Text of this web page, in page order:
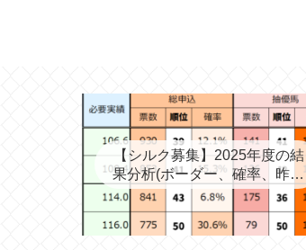
【シルク募集】2025年度の結
果分析(ボーダー、確率、昨年
度との比較など)